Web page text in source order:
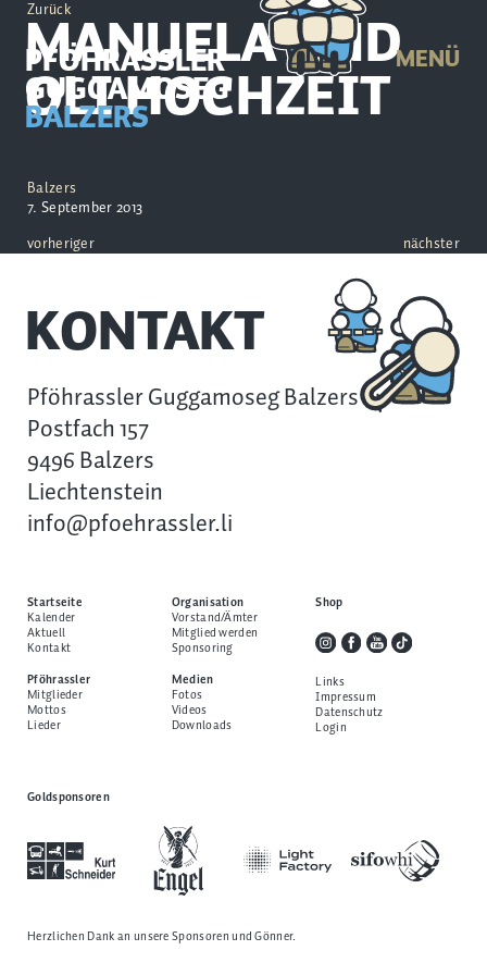
PFÖHRASSLER
GUGGAMOSEG
BALZERS
MENÜ
Zurück
MANUELA UND
OLI HOCHZEIT
Balzers
7. September 2013
vorheriger
nächster
KONTAKT
Pföhrassler Guggamoseg Balzers
Postfach 157
9496 Balzers
Liechtenstein
info@pfoehrassler.li
Startseite
Kalender
Aktuell
Kontakt
Pföhrassler
Mitglieder
Mottos
Lieder
Organisation
Vorstand/Ämter
Mitglied werden
Sponsoring
Medien
Fotos
Videos
Downloads
Shop
Links
Impressum
Datenschutz
Login
Goldsponsoren
Herzlichen Dank an unsereSponsoren und Gönner.